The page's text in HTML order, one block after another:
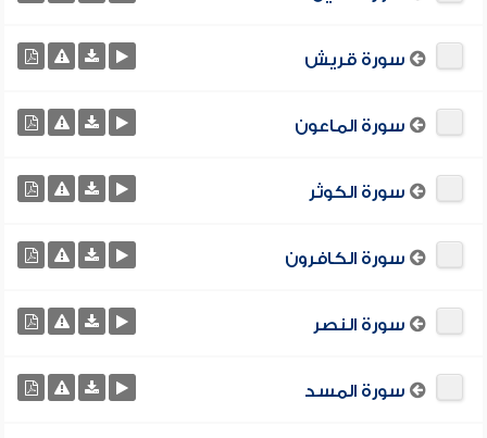
سورة قريش
سورة الماعون
سورة الكوثر
سورة الكافرون
سورة النصر
سورة المسد